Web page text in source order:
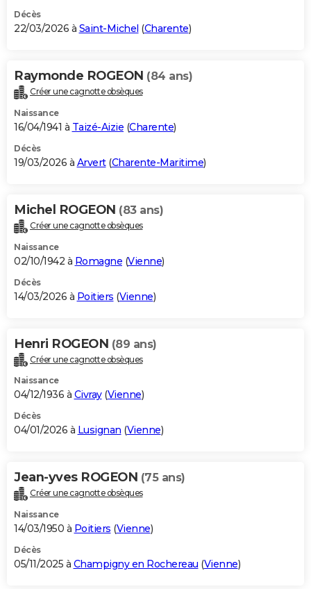
S'inscrire
Se connecter
Lycées
Collèges
Primaires
Universités
Entreprises
Service militaire
Avis de recherche
AVIS DE DÉCÈS
Bricolage
Lifestyle
Culture
Sport
Auto
Television
Voyage
Cinema
Décès
22/03/2026 à Saint-Michel (Charente)
Raymonde ROGEON (84 ans)
Créer une cagnotte obsèques
Naissance
16/04/1941 à Taizé-Aizie (Charente)
Décès
19/03/2026 à Arvert(Charente-Maritime)
Michel ROGEON (83 ans)
Créer une cagnotte obsèques
Naissance
02/10/1942 à Romagne (Vienne)
Décès
14/03/2026 à Poitiers (Vienne)
Henri ROGEON (89 ans)
Créer une cagnotte obsèques
Naissance
04/12/1936 à Civray(Vienne)
Décès
04/01/2026 à Lusignan (Vienne)
Jean-yves ROGEON (75 ans)
Créer une cagnotte obsèques
Naissance
14/03/1950 à Poitiers (Vienne)
Décès
05/11/2025 à Champigny en Rochereau (Vienne)